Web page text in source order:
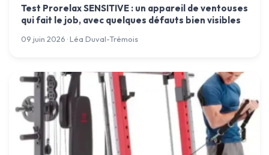
Test Prorelax SENSITIVE : un appareil de ventouses
qui fait le job, avec quelques défauts bien visibles
09 juin 2026 · Léa Duval-Trémois